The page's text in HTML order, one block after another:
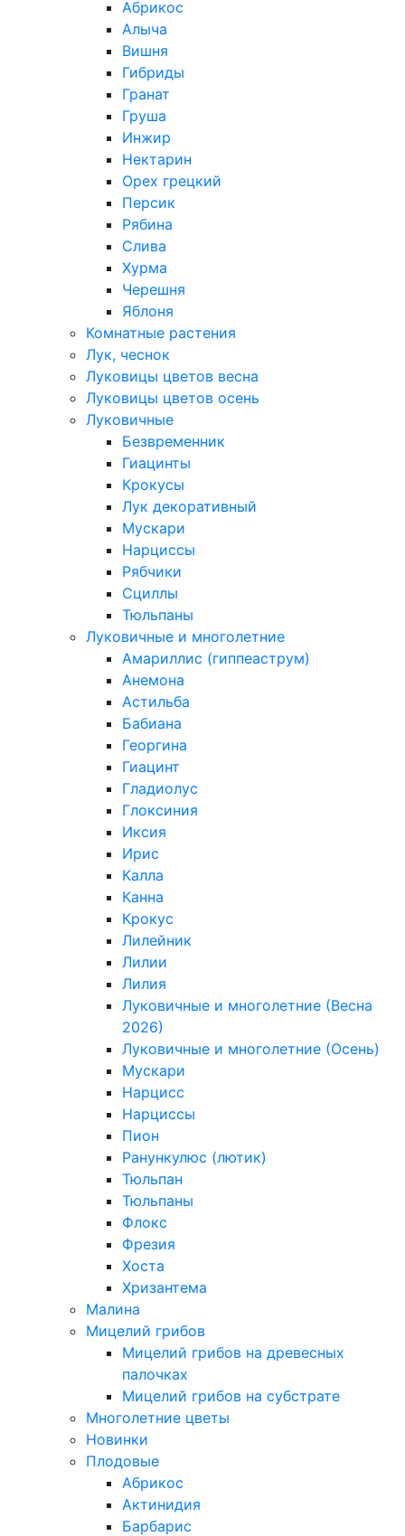
Абрикос
Алыча
Вишня
Гибриды
Гранат
Груша
Инжир
Нектарин
Орех грецкий
Персик
Рябина
Слива
Хурма
Черешня
Яблоня
Комнатные растения
Лук, чеснок
Луковицы цветов весна
Луковицы цветов осень
Луковичные
Безвременник
Гиацинты
Крокусы
Лук декоративный
Мускари
Нарциссы
Рябчики
Сциллы
Тюльпаны
Луковичные и многолетние
Амариллис (гиппеаструм)
Анемона
Астильба
Бабиана
Георгина
Гиацинт
Гладиолус
Глоксиния
Иксия
Ирис
Калла
Канна
Крокус
Лилейник
Лилии
Лилия
Луковичные и многолетние (Весна
2026)
Луковичные и многолетние (Осень)
Мускари
Нарцисс
Нарциссы
Пион
Ранункулюс (лютик)
Тюльпан
Тюльпаны
Флокс
Фрезия
Хоста
Хризантема
Малина
Мицелий грибов
Мицелий грибов на древесных
палочках
Мицелий грибов на субстрате
Многолетние цветы
Новинки
Плодовые
Абрикос
Актинидия
Барбарис